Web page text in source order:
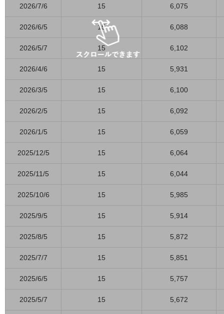
2026/7/6 15 6,075
2026/6/5 15 6,088
2026/5/7 15 6,102
2026/4/6 15 5,931
2026/3/5 15 6,100
2026/2/5 15 6,092
2026/1/5 15 6,059
2025/12/5 15 6,064
2025/11/5 15 6,044
2025/10/6 15 5,985
2025/9/5 15 5,914
2025/8/5 15 5,872
2025/7/7 15 5,851
2025/6/5 15 5,757
2025/5/7 15 5,672